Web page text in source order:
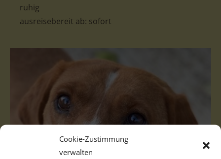
Cookie-Zustimmung
verwalten
ruhig
ausreisebereit ab: sofort